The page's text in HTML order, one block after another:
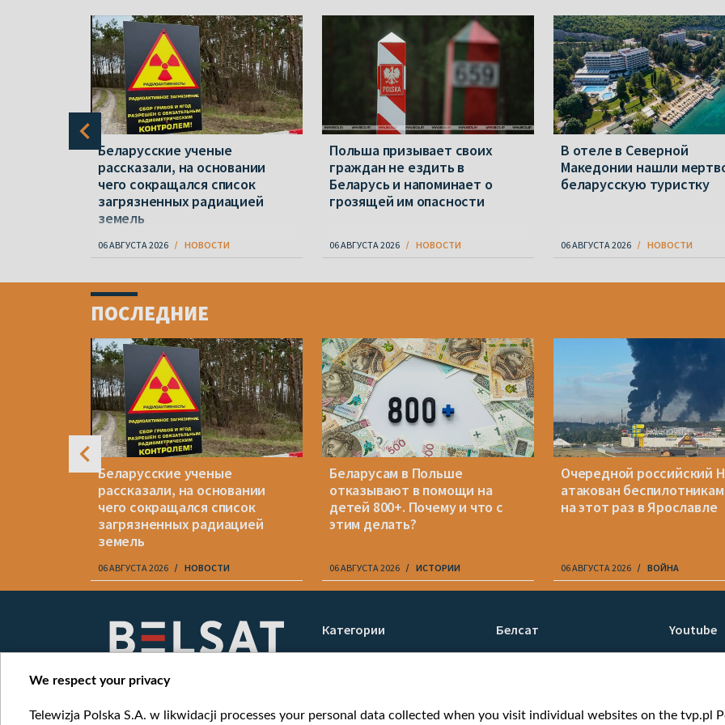
Беларусские ученые
рассказали, на основании
чего сокращался список
загрязненных радиацией
земель
06 АВГУСТА 2026 НОВОСТИ
Польша призывает своих
граждан не ездить в
Беларусь и напоминает о
грозящей им опасности
06 АВГУСТА 2026 НОВОСТИ
В отеле в Северной
Македонии нашли
беларусскую туристку
06 АВГУСТА 2026 НОВОСТИ
ПОСЛЕДНИЕ
Беларусские ученые
рассказали, на основании
чего сокращался список
загрязненных радиацией
земель
06 АВГУСТА 2026 НОВОСТИ
Беларусам в Польше
отказывают в помощи на
детей 800+. Почему и что с
этим делать?
06 АВГУСТА 2026 ИСТОРИИ
Очередной российский
атакован
на этот раз в Ярославле
06 АВГУСТА 2026 ВОЙНА
10
Категории
Новости
Онлайн
Белсат
О нас
Ценности «Белсата»
Youtube
Белсат
Belsat
We respect your privacy
Telewizja Polska S.A. w likwidacji processes your personal data collected when you visit individual websites on the tvp.pl